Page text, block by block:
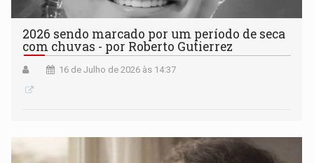
2026 sendo marcado por um período de seca
com chuvas - por Roberto Gutierrez
16 de Julho de 2026 às 14:37